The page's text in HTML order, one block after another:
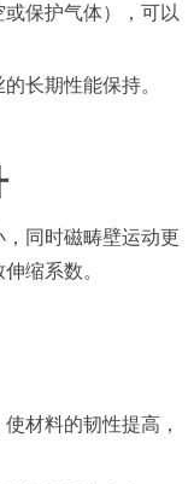
保护气体），可以
长期性能保持。
同时磁畴壁运动更
缩系数。
材料的韧性提高，